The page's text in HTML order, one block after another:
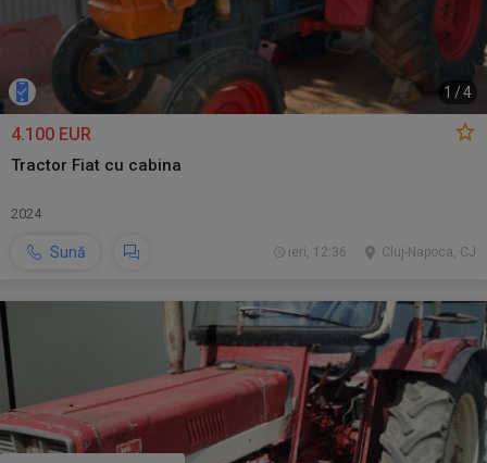
1 /4
4.100 EUR
Tractor Fiat cu cabina
2024
Sună Cluj-Napoca, CJ
ieri, 12:36